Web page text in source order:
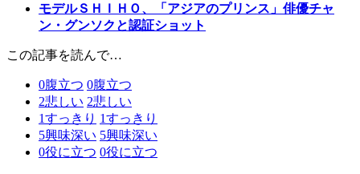
モデルＳＨＩＨＯ、「アジアのプリンス」俳優チャ
ン・グンソクと認証ショット
この記事を読んで…
0腹立つ 0腹立つ
2悲しい 2悲しい
1すっきり 1すっきり
5興味深い 5興味深い
0役に立つ 0役に立つ